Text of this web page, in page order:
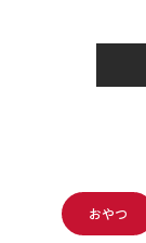
おやつ